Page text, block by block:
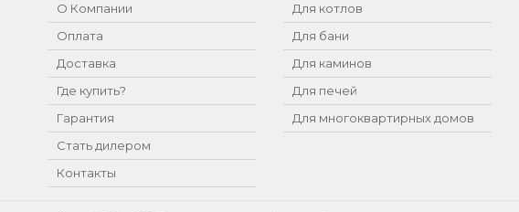
О Компании
Оплата
Доставка
Где купить?
Гарантия
Стать дилером
Контакты
Для котлов
Для бани
Для каминов
Для печей
Для многоквартирных домов